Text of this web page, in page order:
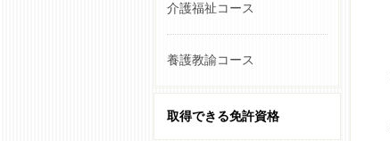
介護福祉コース
養護教諭コース
取得できる免許資格